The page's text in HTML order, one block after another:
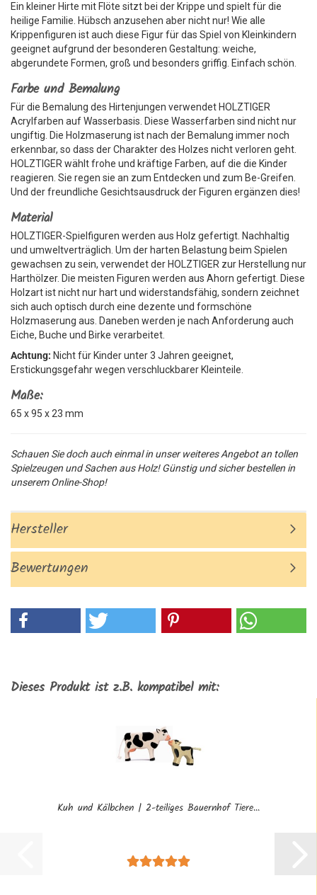
Ein kleiner Hirte mit Flöte sitzt bei der Krippe und spielt für die
heilige Familie. Hübsch anzusehen aber nicht nur! Wie alle
Krippenfiguren ist auch diese Figur für das Spiel von Kleinkindern
geeignet aufgrund der besonderen Gestaltung: weiche,
abgerundete Formen, groß und besonders griffig. Einfach schön.
Farbe und Bemalung
Für die Bemalung des Hirtenjungen verwendet HOLZTIGER
Acrylfarben auf Wasserbasis. Diese Wasserfarben sind nicht nur
ungiftig. Die Holzmaserung ist nach der Bemalung immer noch
erkennbar, so dass der Charakter des Holzes nicht verloren geht.
HOLZTIGER wählt frohe und kräftige Farben, auf die die Kinder
reagieren. Sie regen sie an zum Entdecken und zum Be-Greifen.
Und der freundliche Gesichtsausdruck der Figuren ergänzen dies!
Material
HOLZTIGER-Spielfiguren werden aus Holz gefertigt. Nachhaltig
und umweltverträglich. Um der harten Belastung beim Spielen
gewachsen zu sein, verwendet der HOLZTIGER zur Herstellung nur
Harthölzer. Die meisten Figuren werden aus Ahorn gefertigt. Diese
Holzart ist nicht nur hart und widerstandsfähig, sondern zeichnet
sich auch optisch durch eine dezente und formschöne
Holzmaserung aus. Daneben werden je nach Anforderung auch
Eiche, Buche und Birke verarbeitet.
Achtung: Nicht für Kinder unter 3 Jahren geeignet,
Erstickungsgefahr wegen verschluckbarer Kleinteile.
Maße:
65 x 95 x 23 mm
Schauen Sie doch auch einmal in unser weiteres Angebot an tollen
Spielzeugen und Sachen aus Holz! Günstig und sicher bestellen in
unserem Online-Shop!
Hersteller
Bewertungen
Dieses Produkt ist z.B. kompatibel mit:
Kuh und Kälbchen | 2-teiliges Bauernhof Tiere...